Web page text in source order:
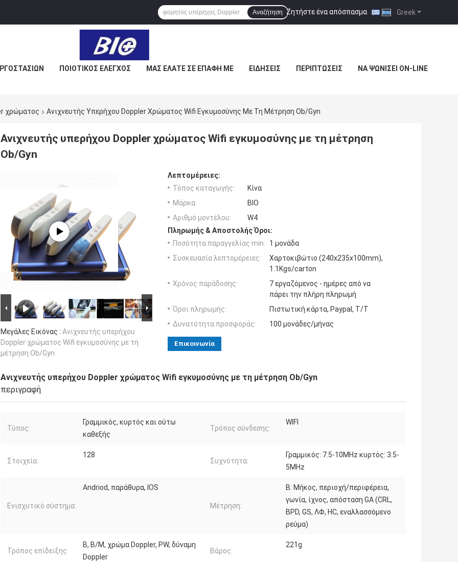
Greek
Ζητήστε ένα απόσπασμα |
Αναζήτηση
ΠΟΙΟΤΙΚΌΣ ΈΛΕΓΧΟΣ ΜΑΣ ΕΛΆΤΕ ΣΕ ΕΠΑΦΉ ΜΕ ΕΙΔΉΣΕΙΣ ΠΕΡΙΠΤΏΣΕΙΣ ΝΑ ΨΩΝΊΣΕΙ ON-LINE
χρώματος Ανιχνευτής Υπερήχου Doppler Χρώματος Wifi Εγκυμοσύνης Με Τη Μέτρηση Ob/Gyn
Ανιχνευτής υπερήχου Doppler χρώματος Wifi εγκυμοσύνης με τη μέτρηση
Ob/Gyn
Μεγάλες Εικόνας : Ανιχνευτής υπερήχου
Doppler χρώματος Wifi εγκυμοσύνης με τη
μέτρηση Ob/Gyn
Λεπτομέρειες:
Τόπος καταγωγής:
Κίνα
Μάρκα:
BIO
Αριθμό μοντέλου:
W4
Πληρωμής & Αποστολής Όροι:
Ποσότητα παραγγελίας min:
1 μονάδα
Συσκευασία λεπτομέρειες:
Χαρτοκιβώτιο (240x235x100mm),
1.1Kgs/carton
Χρόνος παράδοσης:
7 εργαζόμενος - ημέρες από να
πάρει την πλήρη πληρωμή
Όροι πληρωμής:
Πιστωτική κάρτα, Paypal, T/T
Δυνατότητα προσφοράς:
100 μονάδες/μήνας
Επικοινωνία
Ανιχνευτής υπερήχου Doppler χρώματος Wifi εγκυμοσύνης με τη μέτρηση Ob/Gyn
περιγραφή
Τύπος:
Γραμμικός, κυρτός και ούτω
καθεξής
Τρόπος σύνδεσης:
WIFI
Στοιχεία:
128
Συχνότητα:
Γραμμικός: 7.5-10MHz κυρτός: 3.5-
5MHz
Ενισχυτικό σύστημα:
Andriod, παράθυρα, IOS
Μέτρηση:
Β: Μήκος, περιοχή/περιφέρεια,
γωνία, ίχνος, απόσταση GA (CRL,
BPD, GS, ΛΦ, HC, εναλλασσόμενο
ρεύμα)
Τρόπος επίδειξης:
Β, B/M, χρώμα Doppler, PW, δύναμη
Doppler
Βάρος:
221g